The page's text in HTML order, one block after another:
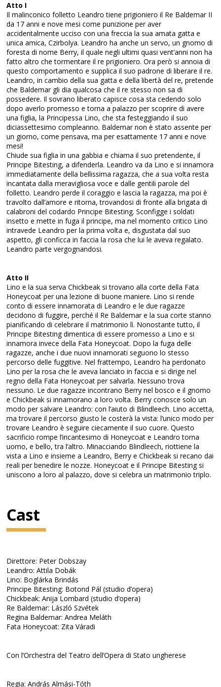
Atto I
Il malinconico folletto Leandro tiene prigioniero il Re Baldemar II
da 17 anni e nove mesi come punizione per aver
accidentalmente ucciso con una freccia la sua amata gatta e
unica amica, Czirbolya. Leandro ha anche un servo, un gnomo di
foresta di nome Berry, il quale negli ultimi quasi vent’anni non ha
fatto altro che tormentare il re prigioniero. Ora però si annoia di
questo comportamento e supplica il suo padrone di liberare il re.
Leandro, in cambio della sua gatta e della libertà del re, pretende
che Baldemar gli dia qualcosa che il re stesso non sa di
possedere. Il sovrano liberato capisce cosa sta cedendo solo
dopo averlo promesso e torna a palazzo per scoprire di avere
una figlia, la Principessa Lino, che sta festeggiando il suo
diciassettesimo compleanno. Baldemar non è stato assente per
un giorno, come pensava, ma per esattamente 17 anni e nove
mesi!
Chiude sua figlia in una gabbia e chiama il suo pretendente, il
Principe Bitesting, a difenderla. Leandro va da Lino e si innamora
immediatamente della bellissima ragazza, che a sua volta resta
incantata dalla meravigliosa voce e dalle gentili parole del
folletto. Leandro perde il coraggio e lascia la ragazza, ma poi è
travolto dall’amore e ritorna, trovandosi di fronte alla brigata di
calabroni del codardo Principe Bitesting. Sconfigge i soldati
insetto e mette in fuga il principe, ma nel momento critico Lino
intravede Leandro per la prima volta e, disgustata dal suo
aspetto, gli conficca in faccia la rosa che lui le aveva regalato.
Leandro parte vergognandosi.
Atto II
Lino e la sua serva Chickbeak si trovano alla corte della Fata
Honeycoat per una lezione di buone maniere. Lino si rende
conto di essere innamorata di Leandro e le due ragazze
decidono di fuggire, perché il Re Baldemar e la sua corte stanno
pianificando di celebrare il matrimonio lì. Nonostante tutto, il
Principe Bitesting dimentica di essere promesso a Lino e si
innamora invece della Fata Honeycoat. Dopo la fuga delle
ragazze, anche i due nuovi innamorati seguono lo stesso
percorso delle fuggitive. Nel frattempo, Leandro ha perdonato
Lino per la rosa che le aveva lanciato in faccia e si dirige nel
regno della Fata Honeycoat per salvarla. Nessuno trova
nessuno. Le due ragazze incontrano Berry nel bosco e il gnomo
e Chickbeak si innamorano a loro volta. Berry conosce solo un
modo per salvare Leandro: con l’aiuto di Blindleech. Lino accetta,
ma trovare il percorso giusto le costerà la vista: l’unico modo per
trovare Leandro è seguire ciecamente il suo cuore. Questo
sacrificio rompe l’incantesimo di Honeycoat e Leandro torna
uomo, e bello, tra l’altro. Minacciando Blindleech, riottiene la
vista a Lino e insieme a Leandro, Berry e Chickbeak si recano dai
reali per benedire le nozze. Honeycoat e il Principe Bitesting si
uniscono a loro al palazzo, dove si celebra un matrimonio triplo.
Cast
Direttore: Peter Dobszay
Leandro: Attila Dobák
Lino: Boglárka Brindás
Principe Bitesting: Botond Pál (studio d’opera)
Chickbeak: Anija Lombard (studio d’opera)
Re Baldemar: László Szvétek
Regina Baldemar: Andrea Meláth
Fata Honeycoat: Zita Váradi
Con l’Orchestra del Teatro dell’Opera di Stato ungherese
Regia: András Almási-Tóth